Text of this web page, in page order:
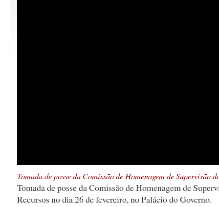
Tomada de posse da Comissão de Homenagem de Supervisão
Tomada de posse da Comissão de Homenagem de
Recursos no dia 26 de fevereiro, no Palácio do Governo.